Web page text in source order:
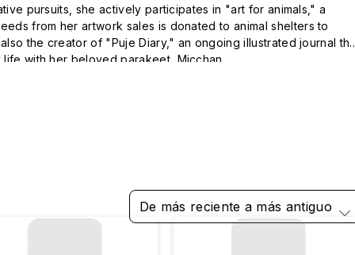
pursuits, she actively participates in "art for animals," a
from her artwork sales is donated to animal shelters to
the creator of "Puje Diary," an ongoing illustrated journal
with her beloved parakeet, Micchan.
De más reciente a más antiguo